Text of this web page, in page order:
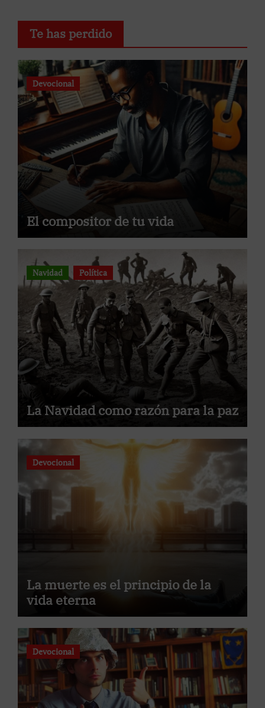
Te has perdido
Devocional
El compositor de tu vida
Navidad Política
La Navidad como razón para la paz
Devocional
La muerte es el principio de la
vida eterna
Devocional